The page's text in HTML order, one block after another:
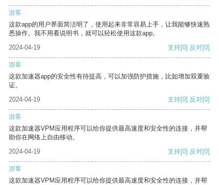
游客
这款app的用户界面简洁明了，使用起来非常容易上手，让我能够快速熟
悉操作。我不用看说明书，就可以轻松使用这款app。
2024-04-19
支持[0] 反对[0]
游客
这款加速器app的安全性有待提高，可以加强防护措施，比如增加双重验
证。
2024-04-19
支持[0] 反对[0]
游客
这款加速器VPM应用程序可以给你提供最高速度和安全性的连接，并帮
助你在网络上自由移动。
2024-04-19
支持[0] 反对[0]
游客
这款加速器VPM应用程序可以给你提供最高速度和安全性的连接，并帮